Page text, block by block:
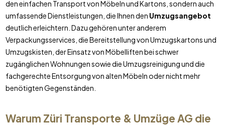
den einfachen Transport von Möbeln und Kartons, sondern auch
umfassende Dienstleistungen, die Ihnen den Umzugsangebot
deutlich erleichtern. Dazu gehören unter anderem
Verpackungsservices, die Bereitstellung von Umzugskartons und
Umzugskisten, der Einsatz von Möbelliften bei schwer
zugänglichen Wohnungen sowie die Umzugsreinigung und die
fachgerechte Entsorgung von alten Möbeln oder nicht mehr
benötigten Gegenständen.
Warum Züri Transporte & Umzüge AG die